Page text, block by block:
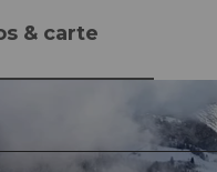
& carte